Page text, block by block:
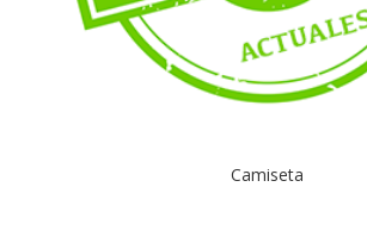
Camiseta